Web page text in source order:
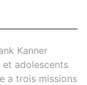
Kanner
adolescents
a trois missions